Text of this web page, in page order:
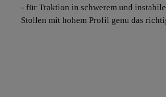
- für Traktion in schwerem und
Stollen mit hohem Profil genu das